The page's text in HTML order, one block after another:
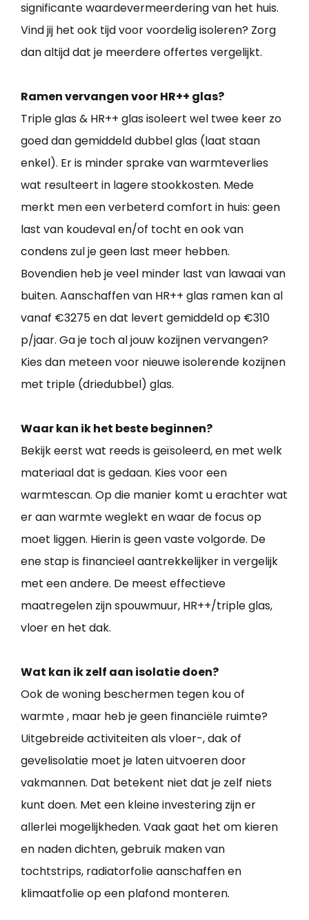
significante waardevermeerdering van het huis.
Vind jij het ook tijd voor voordelig isoleren? Zorg
dan altijd dat je meerdere offertes vergelijkt.
Ramen vervangen voor HR++ glas?
Triple glas & HR++ glas isoleert wel twee keer zo
goed dan gemiddeld dubbel glas (laat staan
enkel). Er is minder sprake van warmteverlies
wat resulteert in lagere stookkosten. Mede
merkt men een verbeterd comfort in huis: geen
last van koudeval en/of tocht en ook van
condens zul je geen last meer hebben.
Bovendien heb je veel minder last van lawaai van
buiten. Aanschaffen van HR++ glas ramen kan al
vanaf €3275 en dat levert gemiddeld op €310
p/jaar. Ga je toch al jouw kozijnen vervangen?
Kies dan meteen voor nieuwe isolerende kozijnen
met triple (driedubbel) glas.
Waar kan ik het beste beginnen?
Bekijk eerst wat reeds is geïsoleerd, en met welk
materiaal dat is gedaan. Kies voor een
warmtescan. Op die manier komt u erachter wat
er aan warmte weglekt en waar de focus op
moet liggen. Hierin is geen vaste volgorde. De
ene stap is financieel aantrekkelijker in vergelijk
met een andere. De meest effectieve
maatregelen zijn spouwmuur, HR++/triple glas,
vloer en het dak.
Wat kan ik zelf aan isolatie doen?
Ook de woning beschermen tegen kou of
warmte , maar heb je geen financiële ruimte?
Uitgebreide activiteiten als vloer-, dak of
gevelisolatie moet je laten uitvoeren door
vakmannen. Dat betekent niet dat je zelf niets
kunt doen. Met een kleine investering zijn er
allerlei mogelijkheden. Vaak gaat het om kieren
en naden dichten, gebruik maken van
tochtstrips, radiatorfolie aanschaffen en
klimaatfolie op een plafond monteren.